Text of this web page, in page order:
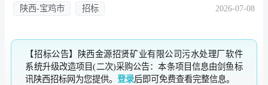
陕西-宝鸡市 招标 2026-07-08
【招标公告】陕西金源招贤矿业有限公司污水处理厂软件
系统升级改造项目(二次)采购公告：本条项目信息由剑鱼标
讯陕西招标网为您提供。登录后即可免费查看完整信息。